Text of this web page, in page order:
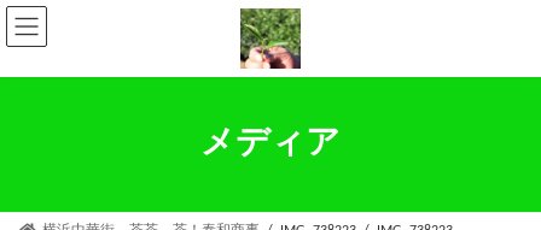
コ
ン
ン
プ
ナ
ビ
ー
動
メディア